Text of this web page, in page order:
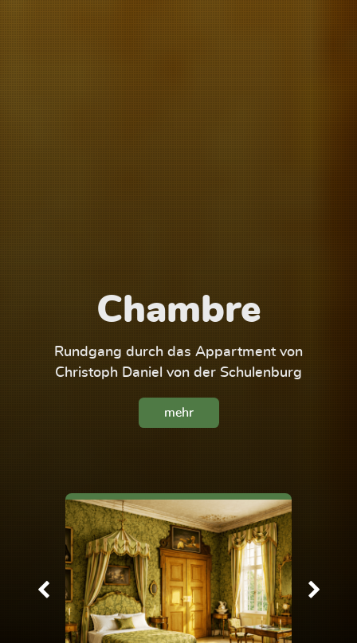
Chambre
Rundgang durch das Appartment von
Christoph Daniel von der Schulenburg
mehr